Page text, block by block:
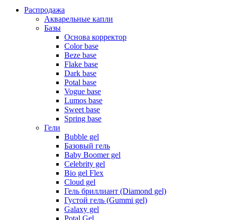
Распродажа
Акварельные капли
Базы
Основа корректор
Color base
Beze base
Flake base
Dark base
Potal base
Vogue base
Lumos base
Sweet base
Spring base
Гели
Bubble gel
Базовый гель
Baby Boomer gel
Celebrity gel
Bio gel Flex
Cloud gel
Гель бриллиант (Diamond gel)
Густой гель (Gummi gel)
Galaxy gel
Potal Gel